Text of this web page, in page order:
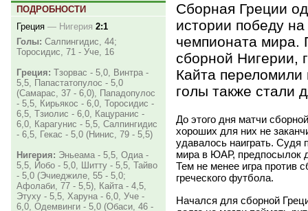
Сборная Греции
истории победу
чемпионата мира.
сборной Нигерии,
Кайта переломили
голы также стали
До этого дня матчи
хороших для них не
удавалось наиграть. Судя
мира в ЮАР, предпосылок
Тем не менее игра против
греческого футбола.
Начался для сборной
ПОДРОБНОСТИ
Греция — Нигерия 2:1
Голы: Салпингидис, 44;
Торосидис, 71 - Уче, 16
Греция: Тзорвас - 5,0, Винтра -
5,5, Папастатопулос - 5,0
(Самарас, 37 - 6,0), Пападопулос
- 5,5, Кирьякос - 6,0, Торосидис -
6,5, Тзиолис - 6,0, Кацуранис -
6,0, Карагунис - 5,5, Салпингидис
- 6,5, Гекас - 5,0 (Нинис, 79 - 5,5)
Нигерия: Эньеама - 5,5, Одиа -
5,5, Йобо - 5,0, Шитту - 5,5, Тайво
- 5,0 (Эчиеджиле, 55 - 5,0;
Афолаби, 77 - 5,5), Кайта - 4,5,
Этуху - 5,5, Харуна - 6,0, Уче -
6,0, Одемвинги - 5,0 (Обаси, 46 -